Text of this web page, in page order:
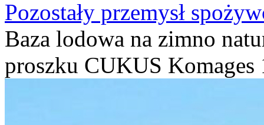
Pozostały przemysł
Baza lodowa na zimno
proszku CUKUS Komages